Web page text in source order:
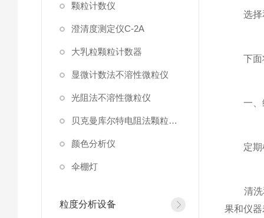
颗粒计数仪
澄清度测定仪C-2A
大乳粒颗粒计数器
显微计数法不溶性微粒仪
光阻法不溶性微粒仪
贝克曼库尔特电阻法颗粒计数器
颜色分析仪
伞棚灯
粒度分析设备
选择
下面将
一、
定期检
清洗和
果和仪